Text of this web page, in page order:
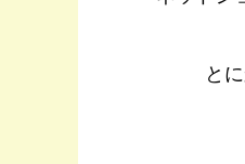
と